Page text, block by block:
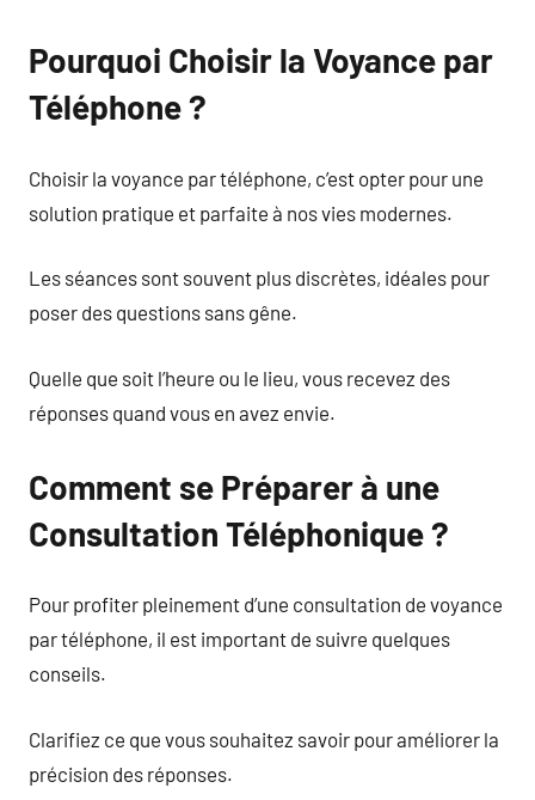
Pourquoi Choisir la Voyance par
Téléphone ?
Choisir la voyance par téléphone, c’est opter pour une
solution pratique et parfaite à nos vies modernes.
Les séances sont souvent plus discrètes, idéales pour
poser des questions sans gêne.
Quelle que soit l’heure ou le lieu, vous recevez des
réponses quand vous en avez envie.
Comment se Préparer à une
Consultation Téléphonique ?
Pour profiter pleinement d’une consultation de voyance
par téléphone, il est important de suivre quelques
conseils.
Clarifiez ce que vous souhaitez savoir pour améliorer la
précision des réponses.